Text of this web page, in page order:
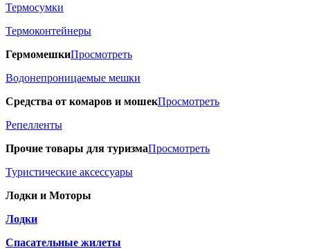
Термосумки
Термоконтейнеры
ГермомешкиПросмотреть
Водонепроницаемые мешки
Средства от комаров и мошекПросмотреть
Репелленты
Прочие товары для туризмаПросмотреть
Туристические аксессуары
Лодки и Моторы
Лодки
Спасательные жилеты